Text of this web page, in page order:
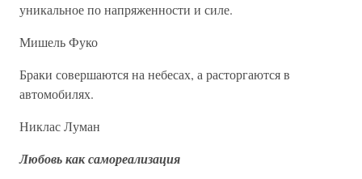
уникальное по напряженности и силе.
Мишель Фуко
Браки совершаются на небесах, а расторгаются в
автомобилях.
Никлас Луман
Любовь как самореализация